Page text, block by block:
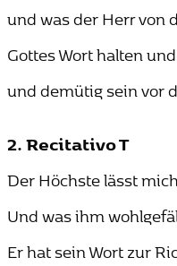
und was der Herr von
Gottes Wort halten
und demütig sein vor
2. Recitativo T
Der Höchste lässt
Und was ihm
Er hat sein Wort zur